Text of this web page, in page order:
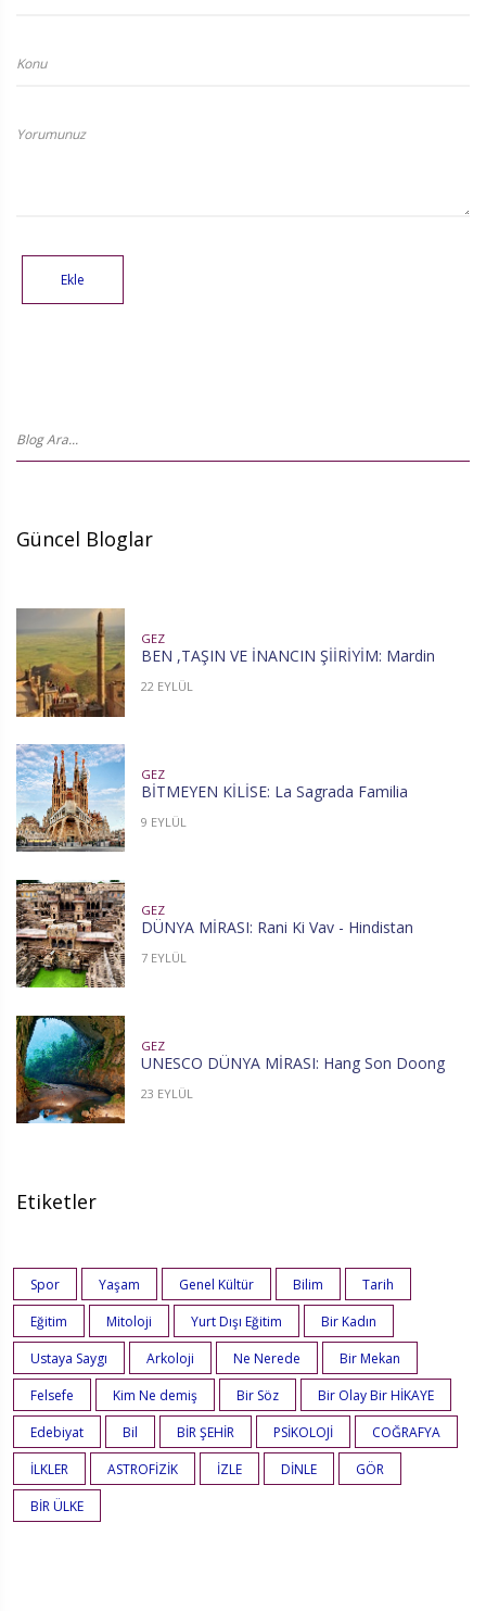
Konu
Yorumunuz
Ekle
Güncel Bloglar
GEZ
BEN ,TAŞIN VE İNANCIN ŞİİRİYİM: Mardin
22 EYLÜL
GEZ
BİTMEYEN KİLİSE: La Sagrada Familia
9 EYLÜL
GEZ
DÜNYA MİRASI: Rani Ki Vav - Hindistan
7 EYLÜL
GEZ
UNESCO DÜNYA MİRASI: Hang Son Doong
23 EYLÜL
Etiketler
Spor Yaşam Genel Kültür Bilim
Tarih
Eğitim
Mitoloji Yurt Dışı Eğitim
Bir Kadın
Ustaya Saygı
Arkoloji Ne Nerede
Bir Mekan
Felsefe
Kim Ne demiş Bir Söz
Bir Olay Bir HİKAYE
Edebiyat
Bil BİR ŞEHİR PSİKOLOJİ
COĞRAFYA
İLKLER
ASTROFİZİK İZLE DİNLE
GÖR
BİR ÜLKE